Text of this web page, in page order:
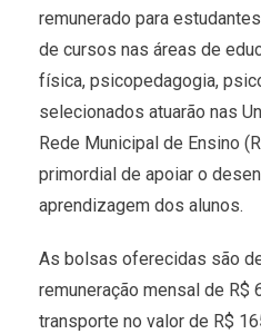
remunerado para
de cursos nas áreas de
física, psicopedagogia,
selecionados atuarão nas
Rede Municipal de Ensino
primordial de apoiar o
aprendizagem dos alunos.
As bolsas oferecidas são
remuneração mensal de R$
transporte no valor de R$